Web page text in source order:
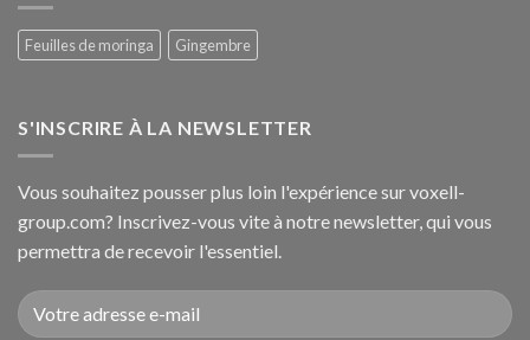
Feuilles de moringa Gingembre
S'INSCRIRE À LA NEWSLETTER
Vous souhaitez pousser plus loin l'expérience sur voxell-
group.com? Inscrivez-vous vite à notre newsletter, qui vous
permettra de recevoir l'essentiel.